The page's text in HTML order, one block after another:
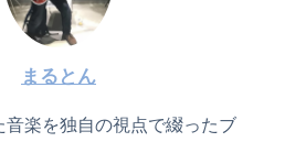
まるとん
音楽を独自の視点で綴ったブ